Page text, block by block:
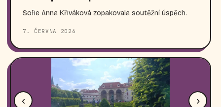
Sofie Anna Křiváková zopakovala soutěžní úspěch.
7. ČERVNA 2026
‹ ›